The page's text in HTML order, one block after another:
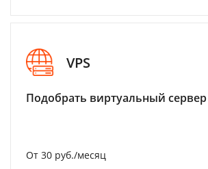
VPS
Подобрать виртуальный сервер
От 30 руб./месяц